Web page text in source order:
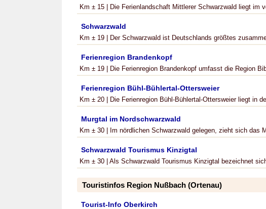
Km ± 15 | Die Ferienlandschaft Mittlerer Schwarzwald liegt im
Schwarzwald
Km ± 19 | Der Schwarzwald ist Deutschlands größtes
Ferienregion Brandenkopf
Km ± 19 | Die Ferienregion Brandenkopf umfasst die Region
Ferienregion Bühl-Bühlertal-Ottersweier
Km ± 20 | Die Ferienregion Bühl-Bühlertal-Ottersweier liegt in
Murgtal im Nordschwarzwald
Km ± 30 | Im nördlichen Schwarzwald gelegen, zieht sich das
Schwarzwald Tourismus Kinzigtal
Km ± 30 | Als Schwarzwald Tourismus Kinzigtal bezeichnet
Touristinfos Region Nußbach (Ortenau)
Tourist-Info Oberkirch